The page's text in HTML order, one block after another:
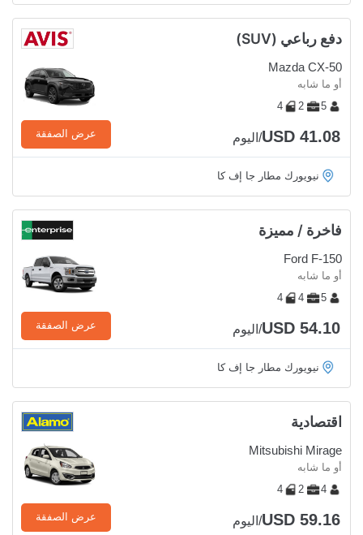
دفع رباعي (SUV)
Mazda CX-50
أو ما شابه
5
2
4
USD 41.08/اليوم عرض الصفقة
نيويورك مطار جا إف كا
فاخرة / مميزة
Ford F-150
أو ما شابه
5
4
4
USD 54.10/اليوم عرض الصفقة
نيويورك مطار جا إف كا
اقتصادية
Mitsubishi Mirage
أو ما شابه
4
2
4
USD 59.16/اليوم عرض الصفقة